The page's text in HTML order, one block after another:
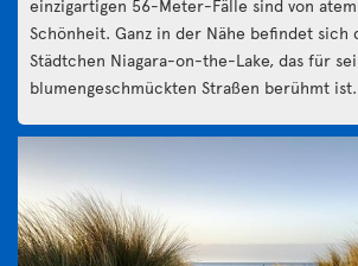
einzigartigen 56-Meter-Fälle sind von
Schönheit. Ganz in der Nähe befindet sich
Städtchen Niagara-on-the-Lake, das für
blumengeschmückten Straßen berühmt ist.